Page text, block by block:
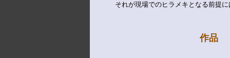
それが現場でのヒラメキとなる前
作品